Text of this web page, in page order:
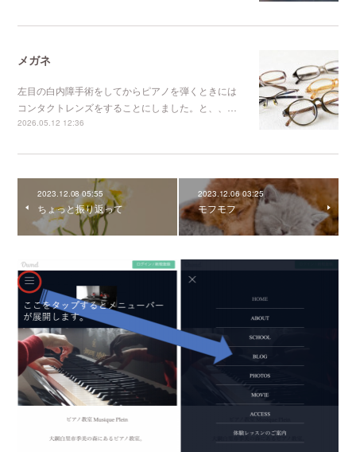
メガネ
左目の白内障手術をしてからピアノを弾くときには
コンタクトレンズをすることにしました。と、、…
2026.05.12 12:36
2023.12.08 05:55
ちょっと振り返って
2023.12.06 03:25
モフモフ